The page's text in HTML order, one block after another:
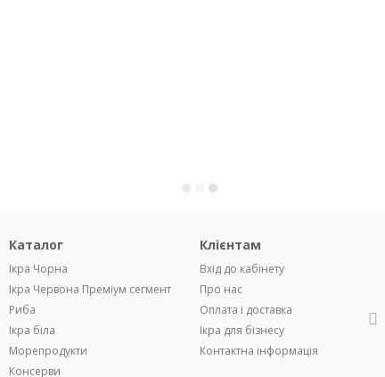
Каталог
Ікра Чорна
Ікра Червона Преміум сегмент
Риба
Ікра біла
Морепродукти
Консерви
Клієнтам
Вхід до кабінету
Про нас
Оплата і доставка
Ікра для бізнесу
Контактна інформація